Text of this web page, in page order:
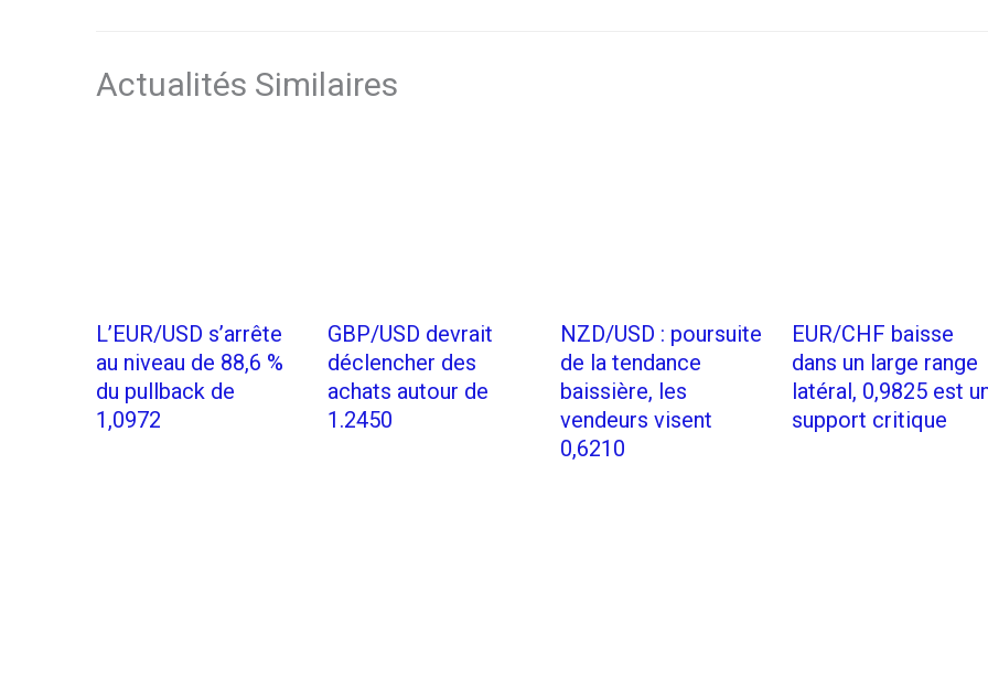
Actualités Similaires
L’EUR/USD s’arrête
au niveau de 88,6 %
du pullback de
1,0972
GBP/USD devrait
déclencher des
achats autour de
1.2450
NZD/USD : poursuite
de la tendance
baissière, les
vendeurs visent
0,6210
EUR/CHF baisse
dans un large range
latéral, 0,9825 est
support critique